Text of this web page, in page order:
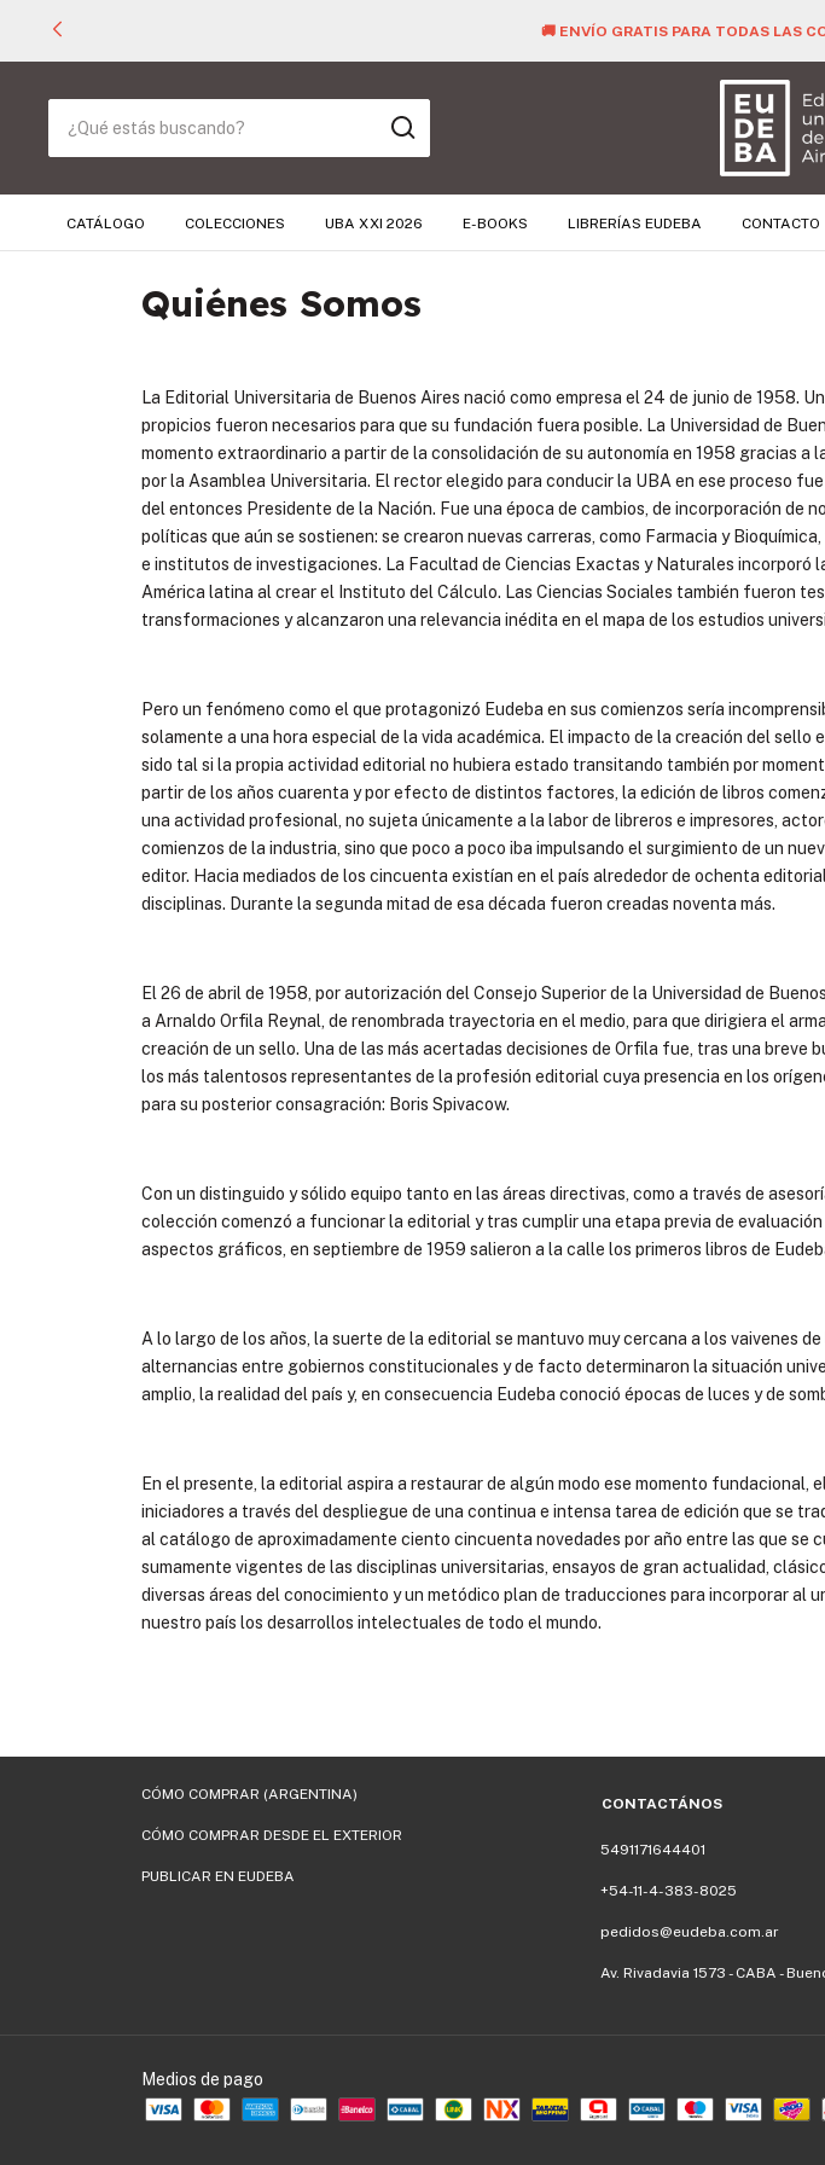
🚚 ENVÍO GRATIS PARA TODAS LAS
CATÁLOGO COLECCIONES UBA XXI 2026 E-BOOKS LIBRERÍAS EUDEBA CONTACTO
Quiénes Somos
La Editorial Universitaria de Buenos Aires nació como empresa el 24 de junio de 1958.
propicios fueron necesarios para que su fundación fuera posible. La Universidad de
momento extraordinario a partir de la consolidación de su autonomía en 1958 gracias a
por la Asamblea Universitaria. El rector elegido para conducir la UBA en ese proceso
del entonces Presidente de la Nación. Fue una época de cambios, de incorporación de
políticas que aún se sostienen: se crearon nuevas carreras, como Farmacia y
e institutos de investigaciones. La Facultad de Ciencias Exactas y Naturales incorporó
América latina al crear el Instituto del Cálculo. Las Ciencias Sociales también fueron
transformaciones y alcanzaron una relevancia inédita en el mapa de los estudios
Pero un fenómeno como el que protagonizó Eudeba en sus comienzos sería
solamente a una hora especial de la vida académica. El impacto de la creación del sello
sido tal si la propia actividad editorial no hubiera estado transitando también por
partir de los años cuarenta y por efecto de distintos factores, la edición de libros
una actividad profesional, no sujeta únicamente a la labor de libreros e impresores,
comienzos de la industria, sino que poco a poco iba impulsando el surgimiento de un
editor. Hacia mediados de los cincuenta existían en el país alrededor de ochenta
disciplinas. Durante la segunda mitad de esa década fueron creadas noventa más.
El 26 de abril de 1958, por autorización del Consejo Superior de la Universidad de
a Arnaldo Orfila Reynal, de renombrada trayectoria en el medio, para que dirigiera el
creación de un sello. Una de las más acertadas decisiones de Orfila fue, tras una breve
los más talentosos representantes de la profesión editorial cuya presencia en los
para su posterior consagración: Boris Spivacow.
Con un distinguido y sólido equipo tanto en las áreas directivas, como a través de
colección comenzó a funcionar la editorial y tras cumplir una etapa previa de
aspectos gráficos, en septiembre de 1959 salieron a la calle los primeros libros de
A lo largo de los años, la suerte de la editorial se mantuvo muy cercana a los vaivenes
alternancias entre gobiernos constitucionales y de facto determinaron la situación
amplio, la realidad del país y, en consecuencia Eudeba conoció épocas de luces y de
En el presente, la editorial aspira a restaurar de algún modo ese momento fundacional,
iniciadores a través del despliegue de una continua e intensa tarea de edición que se
al catálogo de aproximadamente ciento cincuenta novedades por año entre las que se
sumamente vigentes de las disciplinas universitarias, ensayos de gran actualidad,
diversas áreas del conocimiento y un metódico plan de traducciones para incorporar al
nuestro país los desarrollos intelectuales de todo el mundo.
CÓMO COMPRAR (ARGENTINA)
CÓMO COMPRAR DESDE EL EXTERIOR
PUBLICAR EN EUDEBA
CONTACTÁNOS
5491171644401
+54-11-4-383-8025
pedidos@eudeba.com.ar
Av. Rivadavia 1573 - CABA -
Medios de pago